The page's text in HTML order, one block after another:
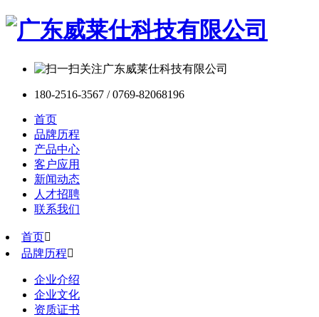
180-2516-3567 / 0769-82068196
首页
品牌历程
产品中心
客户应用
新闻动态
人才招聘
联系我们
首页
品牌历程
企业介绍
企业文化
资质证书